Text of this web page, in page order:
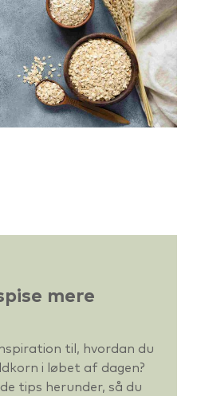
mere
til, hvordan du
i løbet af dagen?
tips herunder, så du